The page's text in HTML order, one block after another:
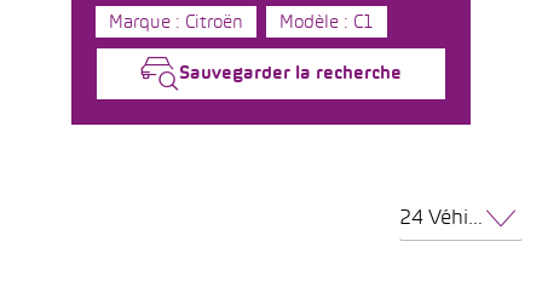
Marque : Citroën Modèle : C1
Sauvegarder la recherche
24 Véhicules par page